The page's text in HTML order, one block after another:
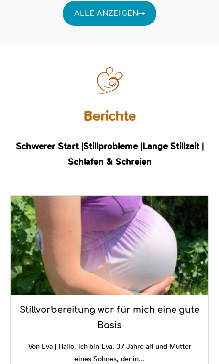
ALLE ANZEIGEN
Berichte
Schwerer Start |Stillprobleme |Lange Stillzeit |
Schlafen & Schreien
Stillvorbereitung war für mich eine gute
Basis
Von Eva | Hallo, ich bin Eva, 37 Jahre alt und Mutter
eines Sohnes, der in...